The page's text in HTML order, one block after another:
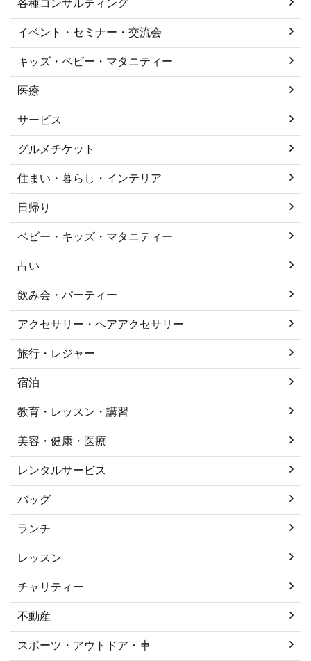
各種コンサルティング
イベント・セミナー・交流会
キッズ・ベビー・マタニティー
医療
サービス
グルメチケット
住まい・暮らし・インテリア
日帰り
ベビー・キッズ・マタニティー
占い
飲み会・パーティー
アクセサリー・ヘアアクセサリー
旅行・レジャー
宿泊
教育・レッスン・講習
美容・健康・医療
レンタルサービス
バッグ
ランチ
レッスン
チャリティー
不動産
スポーツ・アウトドア・車